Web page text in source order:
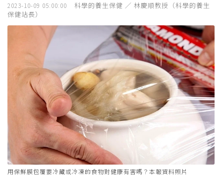
2023-10-09 05:00:00
科學的養生保健 ／ 林慶順教授（科學的養生
保健站長）
用保鮮膜包覆要冷藏或冷凍的食物對健康有害嗎？本報資料照片